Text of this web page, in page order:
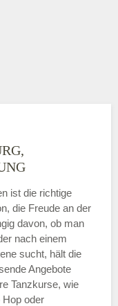
ist die richtige
die Freude an der
davon, ob man
nach einem
sucht, hält die
Angebote
Tanzkurse, wie
oder